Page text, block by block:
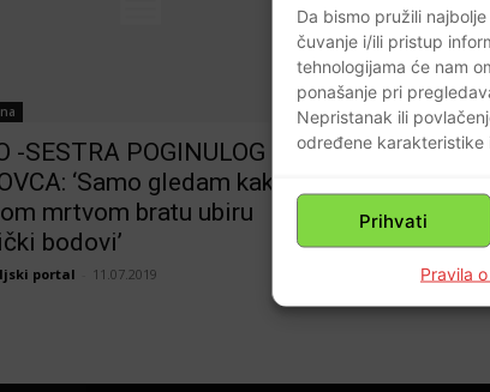
Da bismo pružili
čuvanje i/ili pristup
tehnologijama će nam
ponašanje pri
Nepristanak ili
određene karakteristike
Prihvati
Pravila
-SESTRA POGINULOG
‘Samo gledam kako se
mrtvom bratu ubiru
bodovi’
portal 11.07.2019